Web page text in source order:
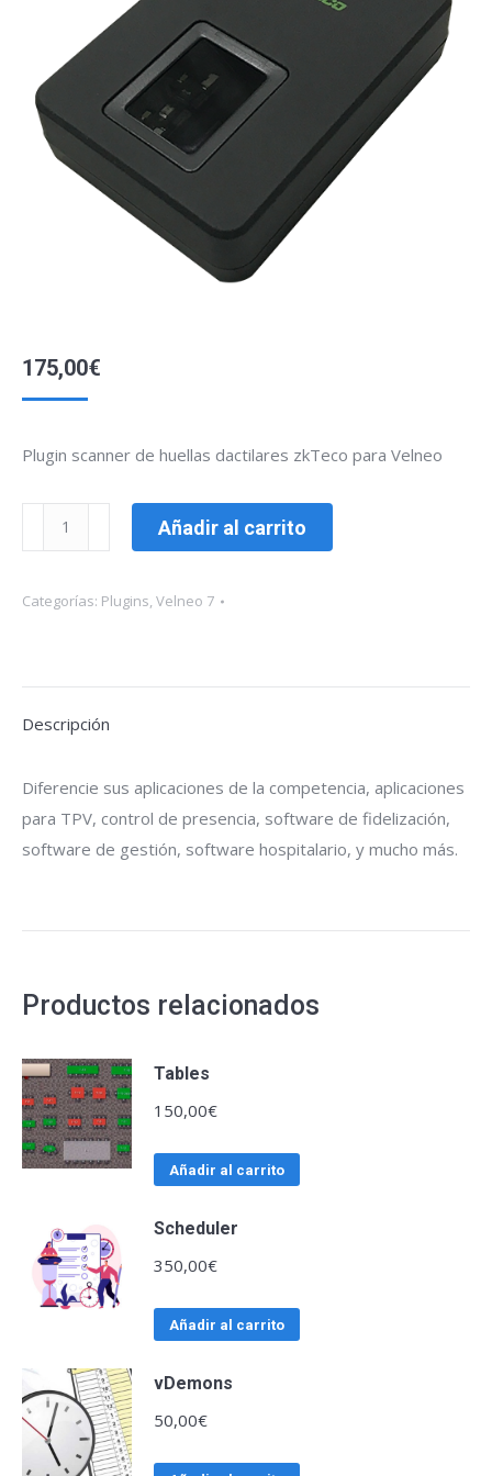
175,00€
Plugin scanner de huellas dactilares zkTeco para Velneo
zkTeco
vFinguerPrint
Añadir al carrito
Categorías: Plugins, Velneo 7
Descripción
Diferencie sus aplicaciones de la competencia, aplicaciones
para TPV, control de presencia, software de fidelización,
software de gestión, software hospitalario, y mucho más.
Productos relacionados
Tables
150,00€
Añadir al carrito
Scheduler
350,00€
Añadir al carrito
vDemons
50,00€